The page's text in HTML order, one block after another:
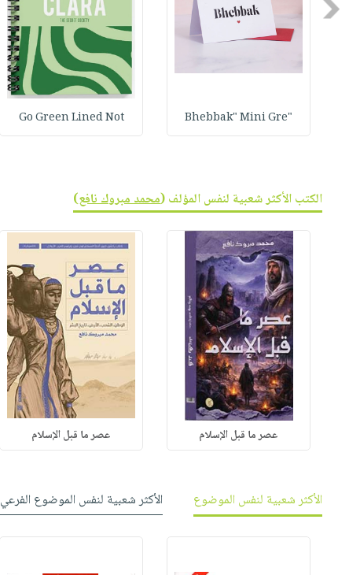
صابون
أطفال
فيديوهات
أسئلة
كتابك
تواصل
عربة
التسوق
Previous
"Bhebbak" Mini Gre
Go Green Lined Not
الكتب الأكثر شعبية لنفس المؤلف (محمد مبروك نافع)
عصر ما قبل الإسلام عصر ما قبل الإسلام
الأكثر شعبية لنفس الموضوع الأكثر شعبية لنفس الموضوع الفرعي